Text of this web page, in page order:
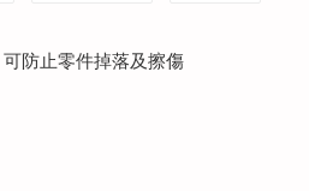
防止零件掉落及擦傷